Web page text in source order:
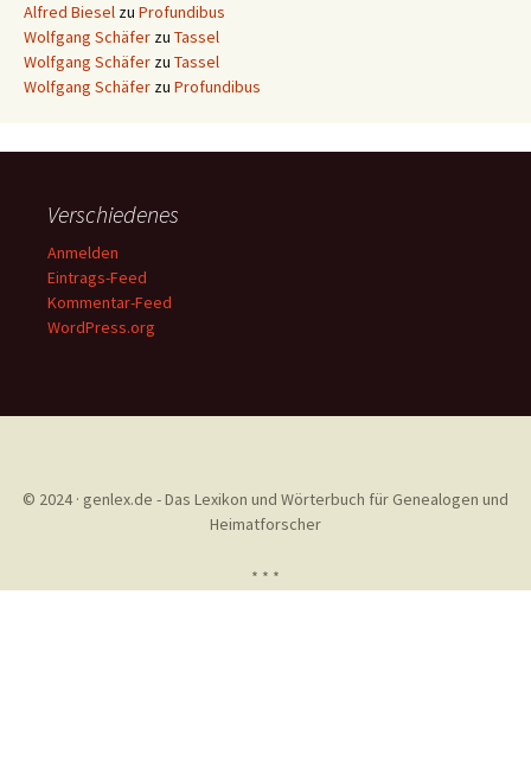
Alfred Biesel zu Profundibus
Wolfgang Schäfer zu Tassel
Wolfgang Schäfer zu Tassel
Wolfgang Schäfer zu Profundibus
Verschiedenes
Anmelden
Eintrags-Feed
Kommentar-Feed
WordPress.org
© 2024 · genlex.de - Das Lexikon und Wörterbuch für Genealogen und
Heimatforscher
* * *